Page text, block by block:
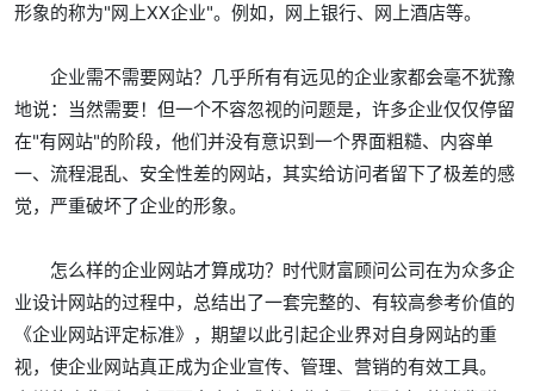
形象的称为"网上XX企业"。例如，网上银行、网上酒店等。
企业需不需要网站？几乎所有有远见的企业家都会毫不犹豫
地说：当然需要！但一个不容忽视的问题是，许多企业仅仅停留
在"有网站"的阶段，他们并没有意识到一个界面粗糙、内容单
一、流程混乱、安全性差的网站，其实给访问者留下了极差的感
觉，严重破坏了企业的形象。
怎么样的企业网站才算成功？时代财富顾问公司在为众多企
业设计网站的过程中，总结出了一套完整的、有较高参考价值的
《企业网站评定标准》，期望以此引起企业界对自身网站的重
视，使企业网站真正成为企业宣传、管理、营销的有效工具。